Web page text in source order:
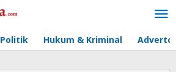
Politik Hukum & Kriminal